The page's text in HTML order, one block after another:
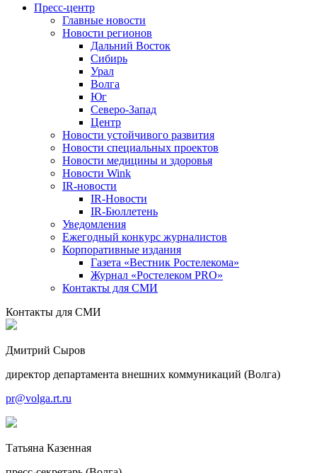
Пресс-центр
Главные новости
Новости регионов
Дальний Восток
Сибирь
Урал
Волга
Юг
Северо-Запад
Центр
Новости устойчивого развития
Новости специальных проектов
Новости медицины и здоровья
Новости Wink
IR-новости
IR-Новости
IR-Бюллетень
Уведомления
Ежегодный конкурс журналистов
Корпоративные издания
Газета «Вестник Ростелекома»
Журнал «Ростелеком PRO»
Контакты для СМИ
Контакты для СМИ
Дмитрий Сыров
директор департамента внешних коммуникаций (Волга)
pr@volga.rt.ru
Татьяна Казенная